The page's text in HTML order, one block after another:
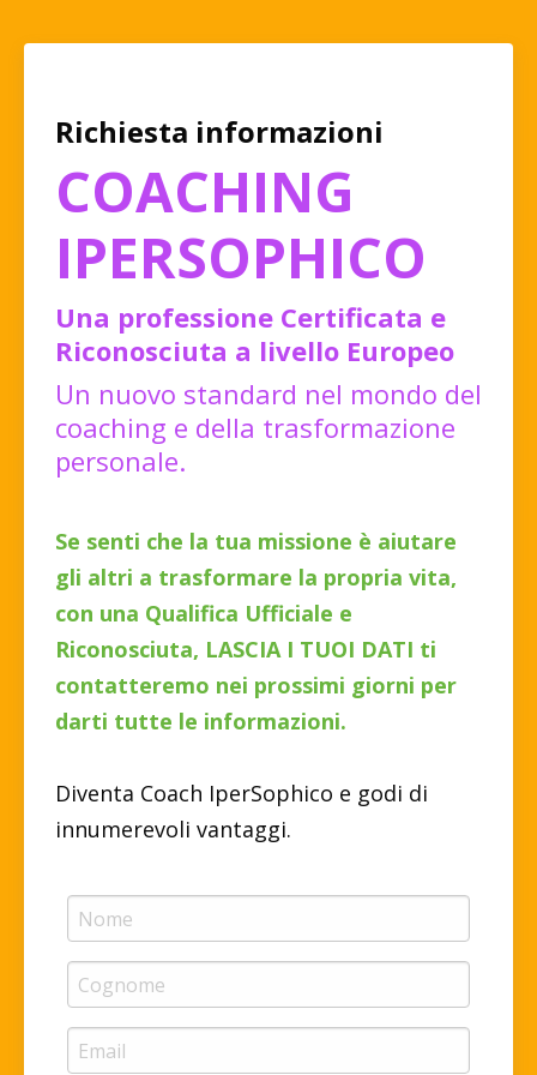
Richiesta informazioni
COACHING
IPERSOPHICO
Una professione Certificata e
Riconosciuta a livello Europeo
Un nuovo standard nel mondo del
coaching e della trasformazione
personale.
Se senti che la tua missione è aiutare
gli altri a trasformare la propria vita,
con una Qualifica Ufficiale e
Riconosciuta, LASCIA I TUOI DATI ti
contatteremo nei prossimi giorni per
darti tutte le informazioni.
Diventa Coach IperSophico e godi di
innumerevoli vantaggi.